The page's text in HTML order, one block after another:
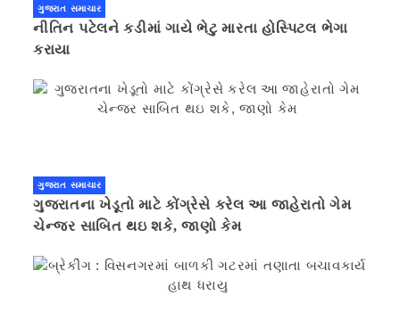
ગુજરાત સમાચાર
નીતિન પટેલને કડીમાં ગાયે ભેટુ મારતા હોસ્પિટલ ભેગા
કરાયા
ગુજરાત સમાચાર
ગુજરાતના ખેડૂતો માટે કોંગ્રેસે કરેલ આ જાહેરાતો ગેમ
ચેન્જર સાબિત થઇ શકે, જાણો કેમ